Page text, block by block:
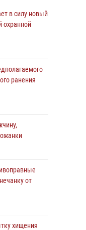
в силу новый
охранной
ранения
от
хищения